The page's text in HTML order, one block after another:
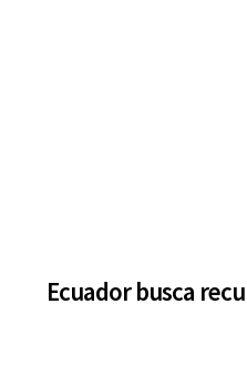
Ecuador busca